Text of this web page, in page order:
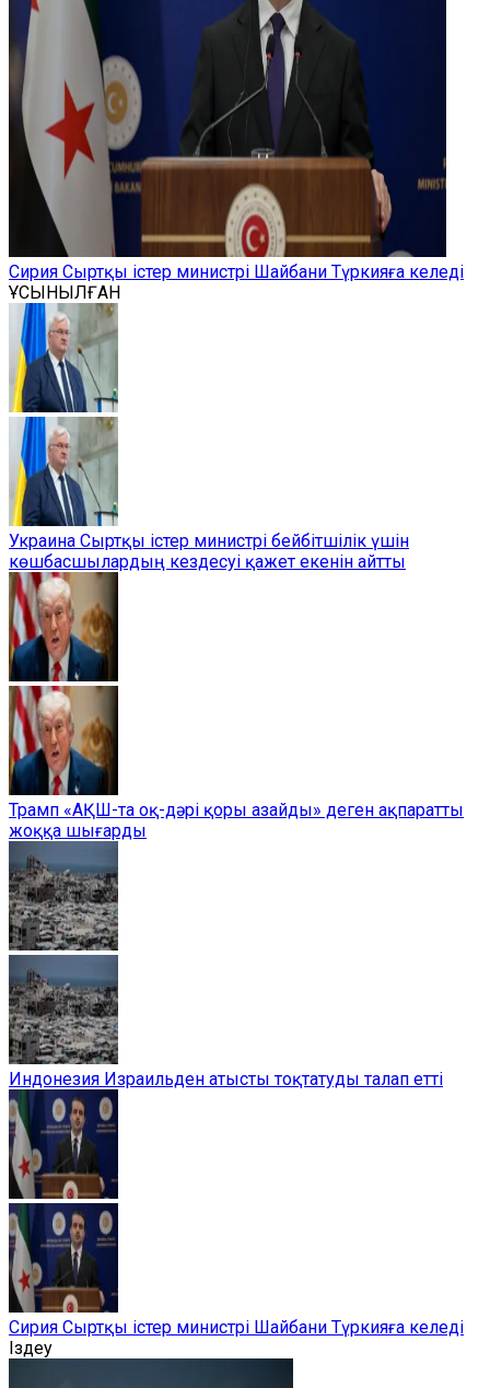
Сирия Сыртқы істер министрі Шайбани Түркияға келеді
ҰСЫНЫЛҒАН
Украина Сыртқы істер министрі бейбітшілік үшін
көшбасшылардың кездесуі қажет екенін айтты
Трамп «АҚШ-та оқ-дәрі қоры азайды» деген ақпаратты
жоққа шығарды
Индонезия Израильден атысты тоқтатуды талап етті
Сирия Сыртқы істер министрі Шайбани Түркияға келеді
Іздеу